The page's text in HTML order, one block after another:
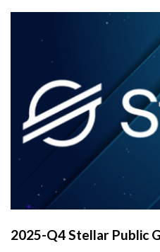
2025-Q4 Stellar Public